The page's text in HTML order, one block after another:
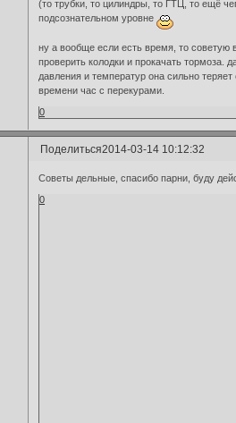
(то трубки, то цилиндры, то ГТЦ, то ещё
подсознательном уровне
ну а вообще если есть время, то советую
проверить колодки и прокачать тормоза.
давления и температур она сильно
времени час с перекурами.
0
Поделиться2014-03-14 10:12:32
Советы дельные, спасибо парни, буду
0